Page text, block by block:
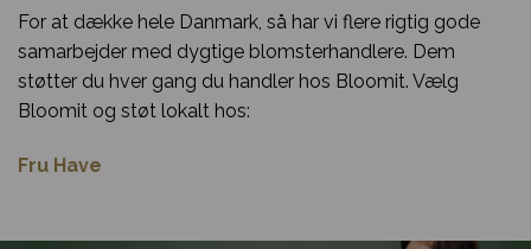
For at dække hele Danmark, så har vi flere rigtig gode
samarbejder med dygtige blomsterhandlere. Dem
støtter du hver gang du handler hos Bloomit. Vælg
Bloomit og støt lokalt hos:
Fru Have